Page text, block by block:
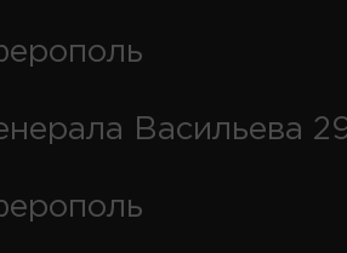
Васильева